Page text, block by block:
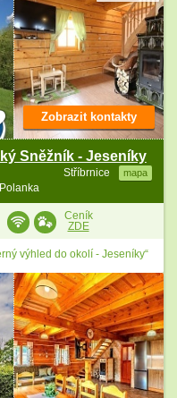
Sněžník - Jeseníky
Stříbrnice mapa
Zobrazit kontakty
Ceník
ZDE
výhled do okolí - Jeseníky“